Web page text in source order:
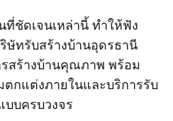
ชัดเจนเหล่านี้ ทำให้ฟัง
ษัทรับสร้างบ้านอุดรธานี
สร้างบ้านคุณภาพ พร้อม
ตกแต่งภายในและบริการรับ
บครบวงจร